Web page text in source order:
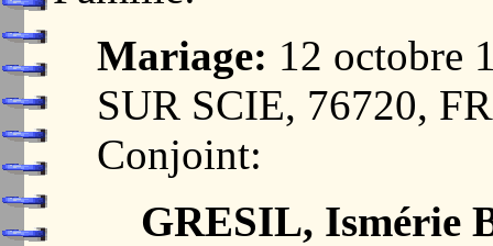
Mariage: 12 octobre
SUR SCIE, 76720,
Conjoint:
GRESIL, Ismérie